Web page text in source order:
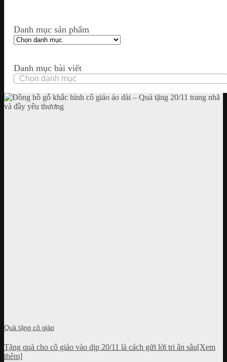
Danh mục sản phẩm
Danh mục bài viết
Danh
mục
bài
viết
Quà tặng cô giáo
Tặng quà cho cô giáo vào dịp 20/11 là cách gửi lời tri ân sâu[Xem
thêm]